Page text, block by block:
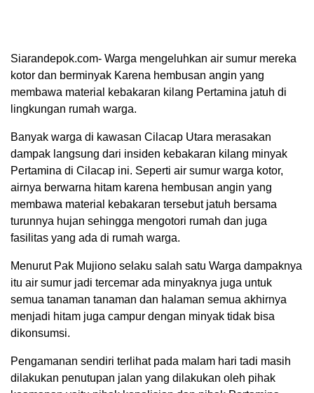
membawa material kebakaran kilang Pertamina jatuh di
lingkungan rumah warga.
Banyak warga di kawasan Cilacap Utara merasakan
Pertamina di Cilacap ini. Seperti air sumur warga kotor,
airnya berwarna hitam karena hembusan angin yang
membawa material kebakaran tersebut jatuh bersama
turunnya hujan sehingga mengotori rumah dan juga
Menurut Pak Mujiono selaku salah satu Warga dampaknya
semua tanaman tanaman dan halaman semua akhirnya
menjadi hitam juga campur dengan minyak tidak bisa
Pengamanan sendiri terlihat pada malam hari tadi masih
keamanan yaitu pihak kepolisian dan pihak Pertamina
sendiri untuk pemadaman sendiri pada pukul jam 9.15.